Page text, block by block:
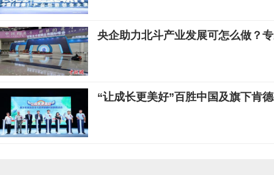
央企助力北斗产业发展可怎么做？
“让成长更美好”百胜中国及旗下肯